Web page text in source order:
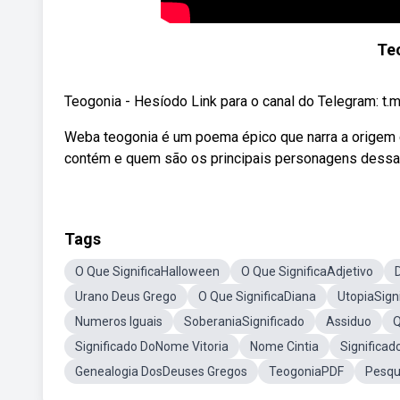
Teogonia - Hesíodo Link para o canal do Telegram:
Weba teogonia é um poema épico que narra a
contém e quem são os principais personagens
Tags
O Que SignificaHalloween O Que SignificaAdjetivo
Urano Deus Grego
O Que SignificaDiana
Numeros Iguais
SoberaniaSignificado Assiduo
Significado DoNome Vitoria
Nome Cintia
Genealogia DosDeuses Gregos
TeogoniaPDF